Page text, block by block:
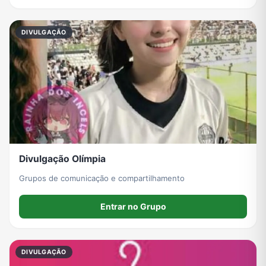
Grupo de Vendas WhatsApp Grupos de WhatsApp Free Fire Grupo de Stickers Whatsapp
Grupo WhatsApp Corinthians Grupo WhatsApp Palmeiras Grupo WhatsApp BTS Grupo de WhatsApp Amizade
Grupos de WhatsApp do Flamengo Links
Compra e Venda
Grupos de WhatsApp Visualização de Status Grupos para Ganhar Seguidores no Instagram
DIVULGAÇÃO
Divulgação Olímpia
Grupos de comunicação e compartilhamento
Entrar no Grupo
DIVULGAÇÃO